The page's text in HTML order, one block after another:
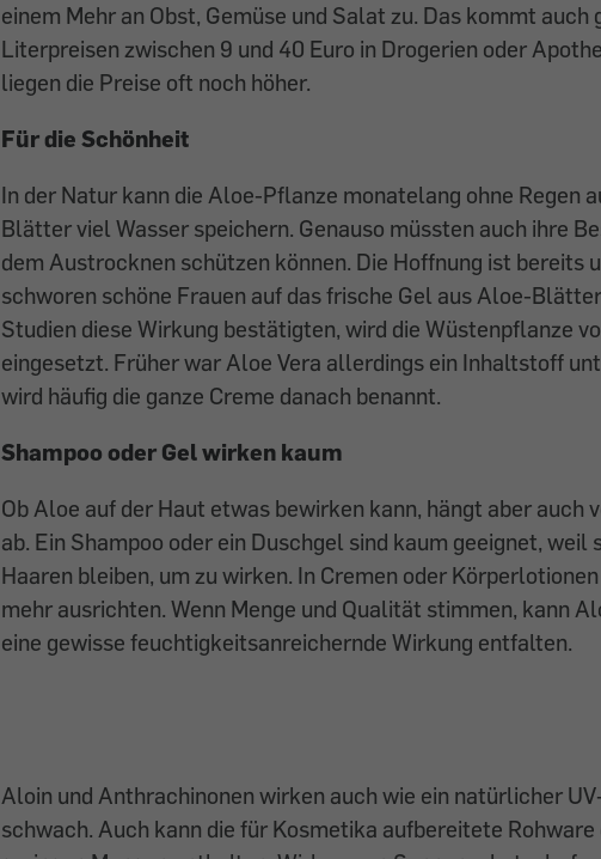
einem Mehr an Obst, Gemüse und Salat zu. Das kommt
Literpreisen zwischen 9 und 40 Euro in Drogerien oder
liegen die Preise oft noch höher.
Für die Schönheit
In der Natur kann die Aloe-Pflanze monatelang ohne Regen
Blätter viel Wasser speichern. Genauso müssten auch ihre
dem Austrocknen schützen können. Die Hoffnung ist bereits
schworen schöne Frauen auf das frische Gel aus Aloe-
Studien diese Wirkung bestätigten, wird die Wüstenpflanze
eingesetzt. Früher war Aloe Vera allerdings ein Inhaltstoff
wird häufig die ganze Creme danach benannt.
Shampoo oder Gel wirken kaum
Ob Aloe auf der Haut etwas bewirken kann, hängt aber auch
ab. Ein Shampoo oder ein Duschgel sind kaum geeignet, weil
Haaren bleiben, um zu wirken. In Cremen oder
mehr ausrichten. Wenn Menge und Qualität stimmen, kann
eine gewisse feuchtigkeitsanreichernde Wirkung entfalten.
Aloin und Anthrachinonen wirken auch wie ein natürlicher
schwach. Auch kann die für Kosmetika aufbereitete Rohware